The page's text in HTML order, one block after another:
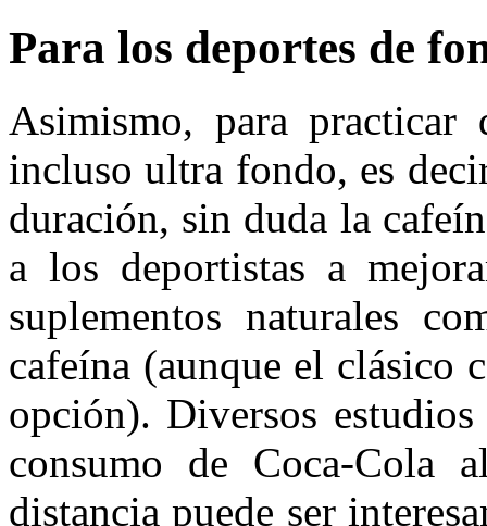
Para los deportes de
Asimismo, para practicar
incluso ultra fondo, es
duración, sin duda la
a los deportistas a
suplementos naturales
cafeína (aunque el clásico
opción). Diversos
consumo de Coca-Cola
distancia puede ser